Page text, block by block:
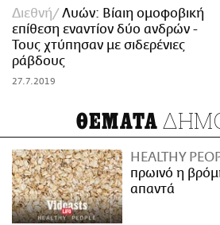
Διεθνή
Λυών: Βίαιη ομοφοβική
επίθεση εναντίον δύο ανδρών -
Τους χτύπησαν με σιδερένιες
ράβδους
27.7.2019
ΘΕΜΑΤΑ
HEALTHY
πρωινό η
απαντά